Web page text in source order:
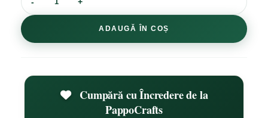
ADAUGĂ ÎN COȘ
Cumpără cu Încredere de la
PappoCrafts